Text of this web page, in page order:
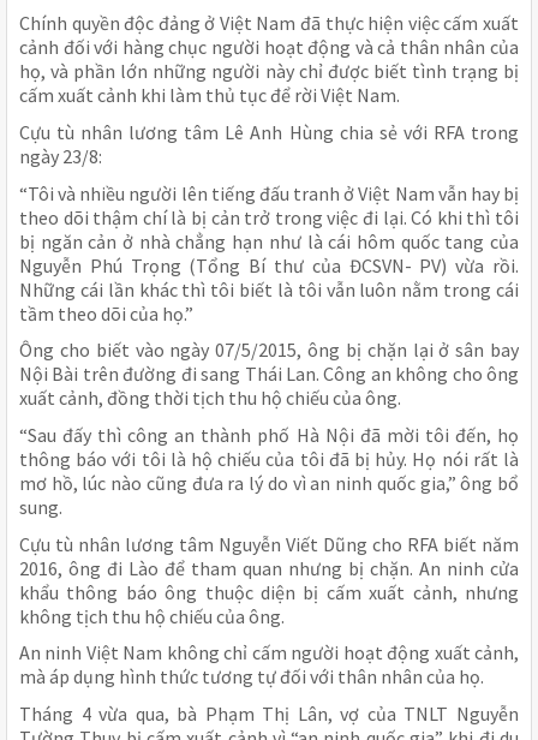
Chính quyền độc đảng ở Việt Nam đã thực hiện việc cấm xuất
cảnh đối với hàng chục người hoạt động và cả thân nhân của
họ, và phần lớn những người này chỉ được biết tình trạng bị
cấm xuất cảnh khi làm thủ tục để rời Việt Nam.
Cựu tù nhân lương tâm Lê Anh Hùng chia sẻ với RFA trong
ngày 23/8:
“Tôi và nhiều người lên tiếng đấu tranh ở Việt Nam vẫn hay bị
theo dõi thậm chí là bị cản trở trong việc đi lại. Có khi thì tôi
bị ngăn cản ở nhà chẳng hạn như là cái hôm quốc tang của
Nguyễn Phú Trọng (Tổng Bí thư của ĐCSVN- PV) vừa rồi.
Những cái lần khác thì tôi biết là tôi vẫn luôn nằm trong cái
tầm theo dõi của họ.”
Ông cho biết vào ngày 07/5/2015, ông bị chặn lại ở sân bay
Nội Bài trên đường đi sang Thái Lan. Công an không cho ông
xuất cảnh, đồng thời tịch thu hộ chiếu của ông.
“Sau đấy thì công an thành phố Hà Nội đã mời tôi đến, họ
thông báo với tôi là hộ chiếu của tôi đã bị hủy. Họ nói rất là
mơ hồ, lúc nào cũng đưa ra lý do vì an ninh quốc gia,” ông bổ
sung.
Cựu tù nhân lương tâm Nguyễn Viết Dũng cho RFA biết năm
2016, ông đi Lào để tham quan nhưng bị chặn. An ninh cửa
khẩu thông báo ông thuộc diện bị cấm xuất cảnh, nhưng
không tịch thu hộ chiếu của ông.
An ninh Việt Nam không chỉ cấm người hoạt động xuất cảnh,
mà áp dụng hình thức tương tự đối với thân nhân của họ.
Tháng 4 vừa qua, bà Phạm Thị Lân, vợ của TNLT Nguyễn